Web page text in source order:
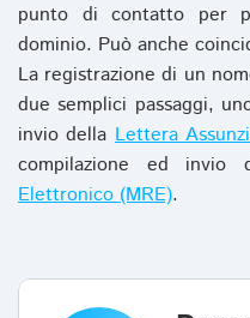
punto di contatto per
dominio. Può anche
La registrazione di un
due semplici passaggi,
invio dellaLettera
compilazione ed invio
Elettronico (MRE).